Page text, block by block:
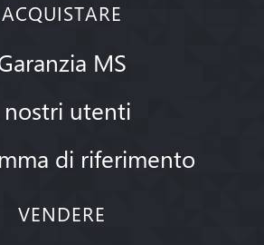
ACQUISTARE
MS
nostri utenti
di riferimento
VENDERE